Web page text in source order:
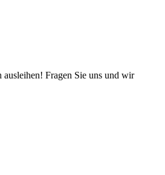
ausleihen! Fragen Sie uns und wir